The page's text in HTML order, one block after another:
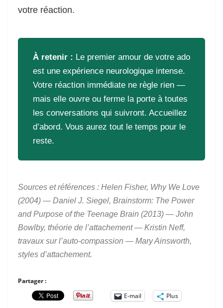
votre réaction.
À retenir : Le premier amour de votre ado
est une expérience neurologique intense.
Votre réaction immédiate ne règle rien —
mais elle ouvre ou ferme la porte à toutes
les conversations qui suivront. Accueillez
d’abord. Vous aurez tout le temps pour le
reste.
Sources et références : Helen Fisher, Why We Love
(2004) — Daniel J. Siegel, Brainstorm: The Power
and Purpose of the Teenage Brain (2013) — John
Bowlby, théorie de l’attachement — Kristin Neff,
travaux sur l’auto-compassion — Mary Ainsworth,
styles d’attachement.
Partager :
E-mail
Plus